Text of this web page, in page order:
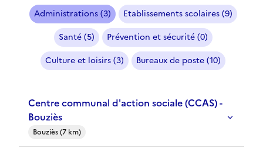
Administrations (3)
Etablissements scolaires (9)
Santé (5)
Prévention et sécurité (0)
Culture et loisirs (3)
Bureaux de poste (10)
Centre communal d'action sociale (CCAS) -
Bouziès
Bouziès (7 km)